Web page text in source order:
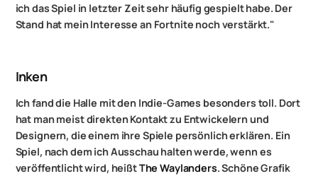
ich das Spiel in letzter Zeit sehr häufig gespielt habe. Der
Stand hat mein Interesse an Fortnite noch verstärkt."
Inken
Ich fand die Halle mit den Indie-Games besonders toll. Dort
hat man meist direkten Kontakt zu Entwickelern und
Designern, die einem ihre Spiele persönlich erklären. Ein
Spiel, nach dem ich Ausschau halten werde, wenn es
veröffentlicht wird, heißtThe Waylanders. Schöne Grafik